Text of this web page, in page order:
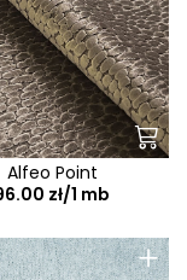
Alfeo Point
zł/1 mb
+